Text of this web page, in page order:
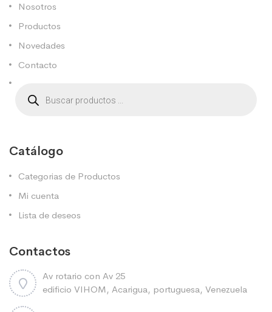
Nosotros
Productos
Novedades
Contacto
Catálogo
Categorias de Productos
Mi cuenta
Lista de deseos
Contactos
Av rotario con Av 25
edificio VIHOM, Acarigua, portuguesa, Venezuela